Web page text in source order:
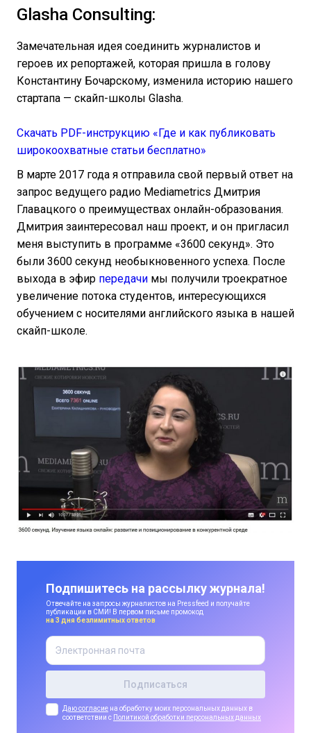
Glasha Consulting:
Замечательная идея соединить журналистов и
героев их репортажей, которая пришла в голову
Константину Бочарскому, изменила историю нашего
стартапа — скайп-школы Glasha.
Скачать PDF-инструкцию «Где и как публиковать
широкоохватные статьи бесплатно»
В марте 2017 года я отправила свой первый ответ на
запрос ведущего радио Mediametrics Дмитрия
Главацкого о преимуществах онлайн-образования.
Дмитрия заинтересовал наш проект, и он пригласил
меня выступить в программе «3600 секунд». Это
были 3600 секунд необыкновенного успеха. После
выхода в эфир передачи мы получили троекратное
увеличение потока студентов, интересующихся
обучением с носителями английского языка в нашей
скайп-школе.
Подпишитесь на рассылку журнала!
Отвечайте на запросы журналистов на Pressfeed и получайте
публикации в СМИ! В первом письме промокод
на 3 дня безлимитных ответов
Даю согласие на обработку моих персональных данных в
соответствии с Политикой обработки персональных данных